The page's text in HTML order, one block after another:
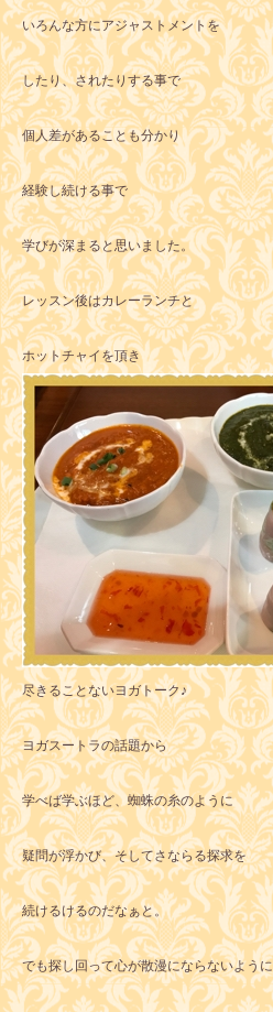
いろんな方にアジャストメントを
したり、されたりする事で
個人差があることも分かり
経験し続ける事で
学びが深まると思いました。
レッスン後はカレーランチと
ホットチャイを頂き
尽きることないヨガトーク♪
ヨガスートラの話題から
学べば学ぶほど、蜘蛛の糸のように
疑問が浮かび、そしてさならる探求を
続けるけるのだなぁと。
でも探し回って心が散漫にならないように